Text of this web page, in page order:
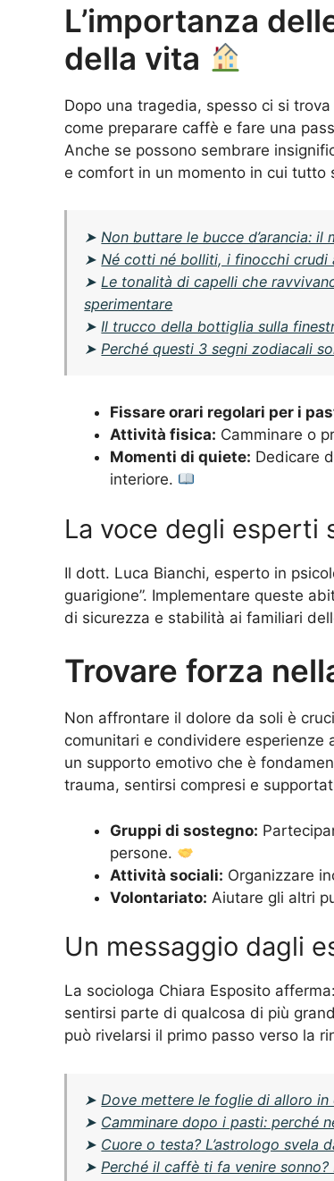
L’importanza
della vita
Dopo una tragedia, spesso ci si
come preparare caffè e fare una
Anche se possono sembrare
e comfort in un momento in cui tutto
➤ Non buttare le bucce d’arancia:
➤ Né cotti né bolliti, i finocchi crudi
➤ Le tonalità di capelli che
sperimentare
➤ Il trucco della bottiglia sulla
➤ Perché questi 3 segni zodiacali
Fissare orari regolari per i
Attività fisica: Camminare o
Momenti di quiete: Dedicare
interiore.
La voce degli esperti
Il dott. Luca Bianchi, esperto in
guarigione”. Implementare queste
di sicurezza e stabilità ai familiari
Trovare forza
Non affrontare il dolore da soli è
comunitari e condividere
un supporto emotivo che è
trauma, sentirsi compresi e
Gruppi di sostegno:
persone.
Attività sociali: Organizzare
Volontariato: Aiutare gli altri
Un messaggio dagli
La sociologa Chiara Esposito
sentirsi parte di qualcosa di più
può rivelarsi il primo passo verso la
➤Dove mettere le foglie di alloro
➤ Camminare dopo i pasti: perché
➤ Cuore o testa? L’astrologo svela
➤Perché il caffè ti fa venire